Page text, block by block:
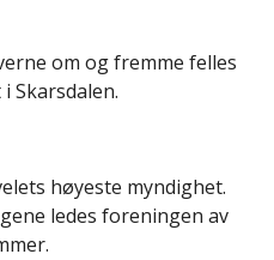
om og fremme felles
Skarsdalen.
høyeste myndighet.
ledes foreningen av